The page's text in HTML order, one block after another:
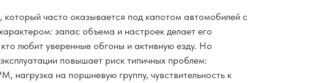
часто оказывается под капотом автомобилей с
запас объема и настроек делает его
любит уверенные обгоны и активную езду. Но
повышает риск типичных проблем:
нагрузка на поршневую группу, чувствительность к